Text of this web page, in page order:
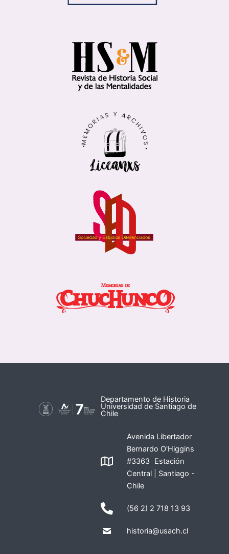
Departamento de Historia
Universidad de Santiago de
Chile
Avenida Libertador
Bernardo O'Higgins
#3363 Estación
Central | Santiago -
Chile
(56 2) 2 718 13 93
historia@usach.cl